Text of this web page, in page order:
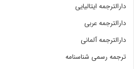
دارالترجمه ایتالیایی
دارالترجمه عربی
دارالترجمه آلمانی
ترجمه رسمی شناسنامه